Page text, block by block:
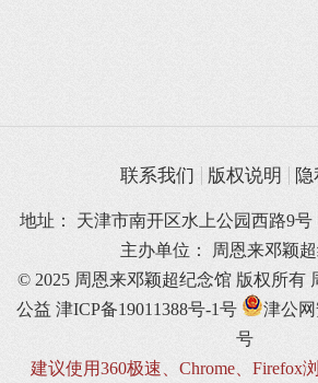
联系我们 版权说明 隐
地址： 天津市南开区水上公园西路9号
主办单位： 周恩来邓颖
© 2025 周恩来邓颖超纪念馆 版权所有
公益 津ICP备19011388号-1号
津公网
号
建议使用360极速、Chrome、Firefox